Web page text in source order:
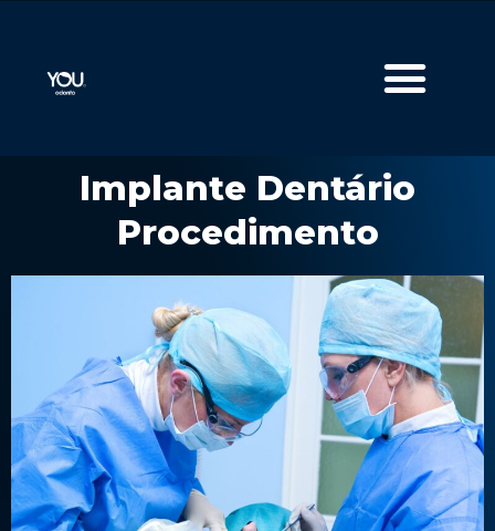
Implante Dentário
Procedimento